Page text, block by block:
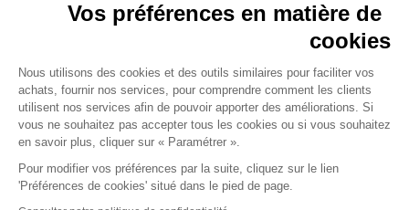
Vos préférences en matière de
cookies
Nous utilisons des cookies et des outils similaires pour faciliter vos
achats, fournir nos services, pour comprendre comment les clients
utilisent nos services afin de pouvoir apporter des améliorations. Si
vous ne souhaitez pas accepter tous les cookies ou si vous souhaitez
en savoir plus, cliquer sur « Paramétrer ».
Pour modifier vos préférences par la suite, cliquez sur le lien
'Préférences de cookies' situé dans le pied de page.
NEWSLETTER